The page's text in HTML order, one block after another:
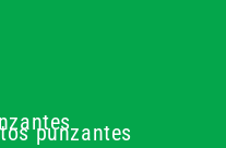
punzantes